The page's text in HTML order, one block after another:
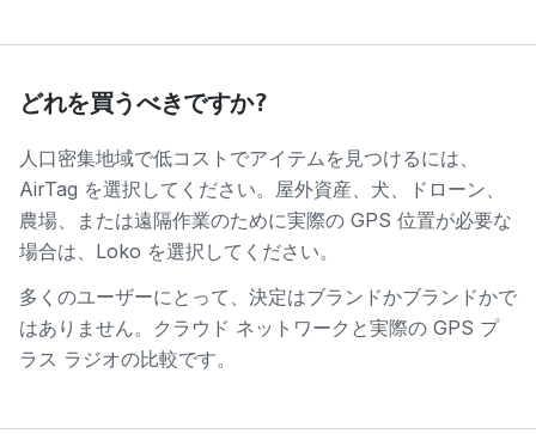
どれを買うべきですか?
人口密集地域で低コストでアイテムを見つけるには、
AirTag を選択してください。屋外資産、犬、ドローン、
農場、または遠隔作業のために実際の GPS 位置が必要な
場合は、Loko を選択してください。
多くのユーザーにとって、決定はブランドかブランドかで
はありません。クラウド ネットワークと実際の GPS プ
ラス ラジオの比較です。